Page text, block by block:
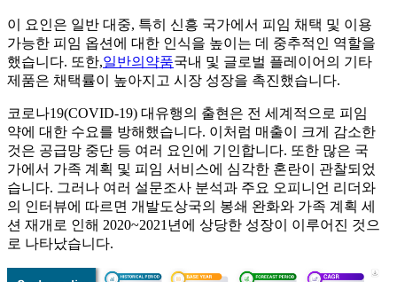
이 요인은 일반 대중, 특히 신흥 국가에서 피임 채택 및 이용
가능한 피임 옵션에 대한 인식을 높이는 데 중추적인 역할을
했습니다. 또한,일반의약품국내 및 글로벌 플레이어의 기타
제품은 채택률이 높아지고 시장 성장을 촉진했습니다.
코로나19(COVID-19) 대유행의 출현은 전 세계적으로 피임
약에 대한 수요를 방해했습니다. 이처럼 매출이 크게 감소한
것은 공급망 중단 등 여러 요인에 기인합니다. 또한 많은 국
가에서 가족 계획 및 피임 서비스에 심각한 혼란이 관찰되었
습니다. 그러나 여러 설문조사 분석과 주요 오피니언 리더와
의 인터뷰에 따르면 개발도상국의 봉쇄 완화와 가족 계획 세
션 재개로 인해 2020~2021년에 상당한 성장이 이루어진 것으
로 나타났습니다.